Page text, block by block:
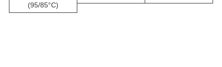
(95/85°С)